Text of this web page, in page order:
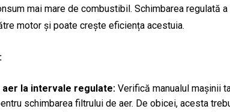
mai mare de combustibil. Schimbarea regulată
motor și poate crește eficiența acestuia.
la intervale regulate: Verifică manualul mașinii
schimbarea filtrului de aer. De obicei, acesta